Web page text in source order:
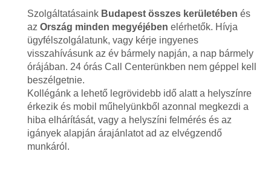
Szolgáltatásaink Budapest összes kerületében és
az Ország minden megyéjében elérhetők. Hívja
ügyfélszolgálatunk, vagy kérje ingyenes
visszahívásunk az év bármely napján, a nap bármely
órájában. 24 órás Call Centerünkben nem géppel kell
beszélgetnie.
Kollégánk a lehető legrövidebb idő alatt a helyszínre
érkezik és mobil műhelyünkből azonnal megkezdi a
hiba elhárítását, vagy a helyszíni felmérés és az
igányek alapján árajánlatot ad az elvégzendő
munkáról.